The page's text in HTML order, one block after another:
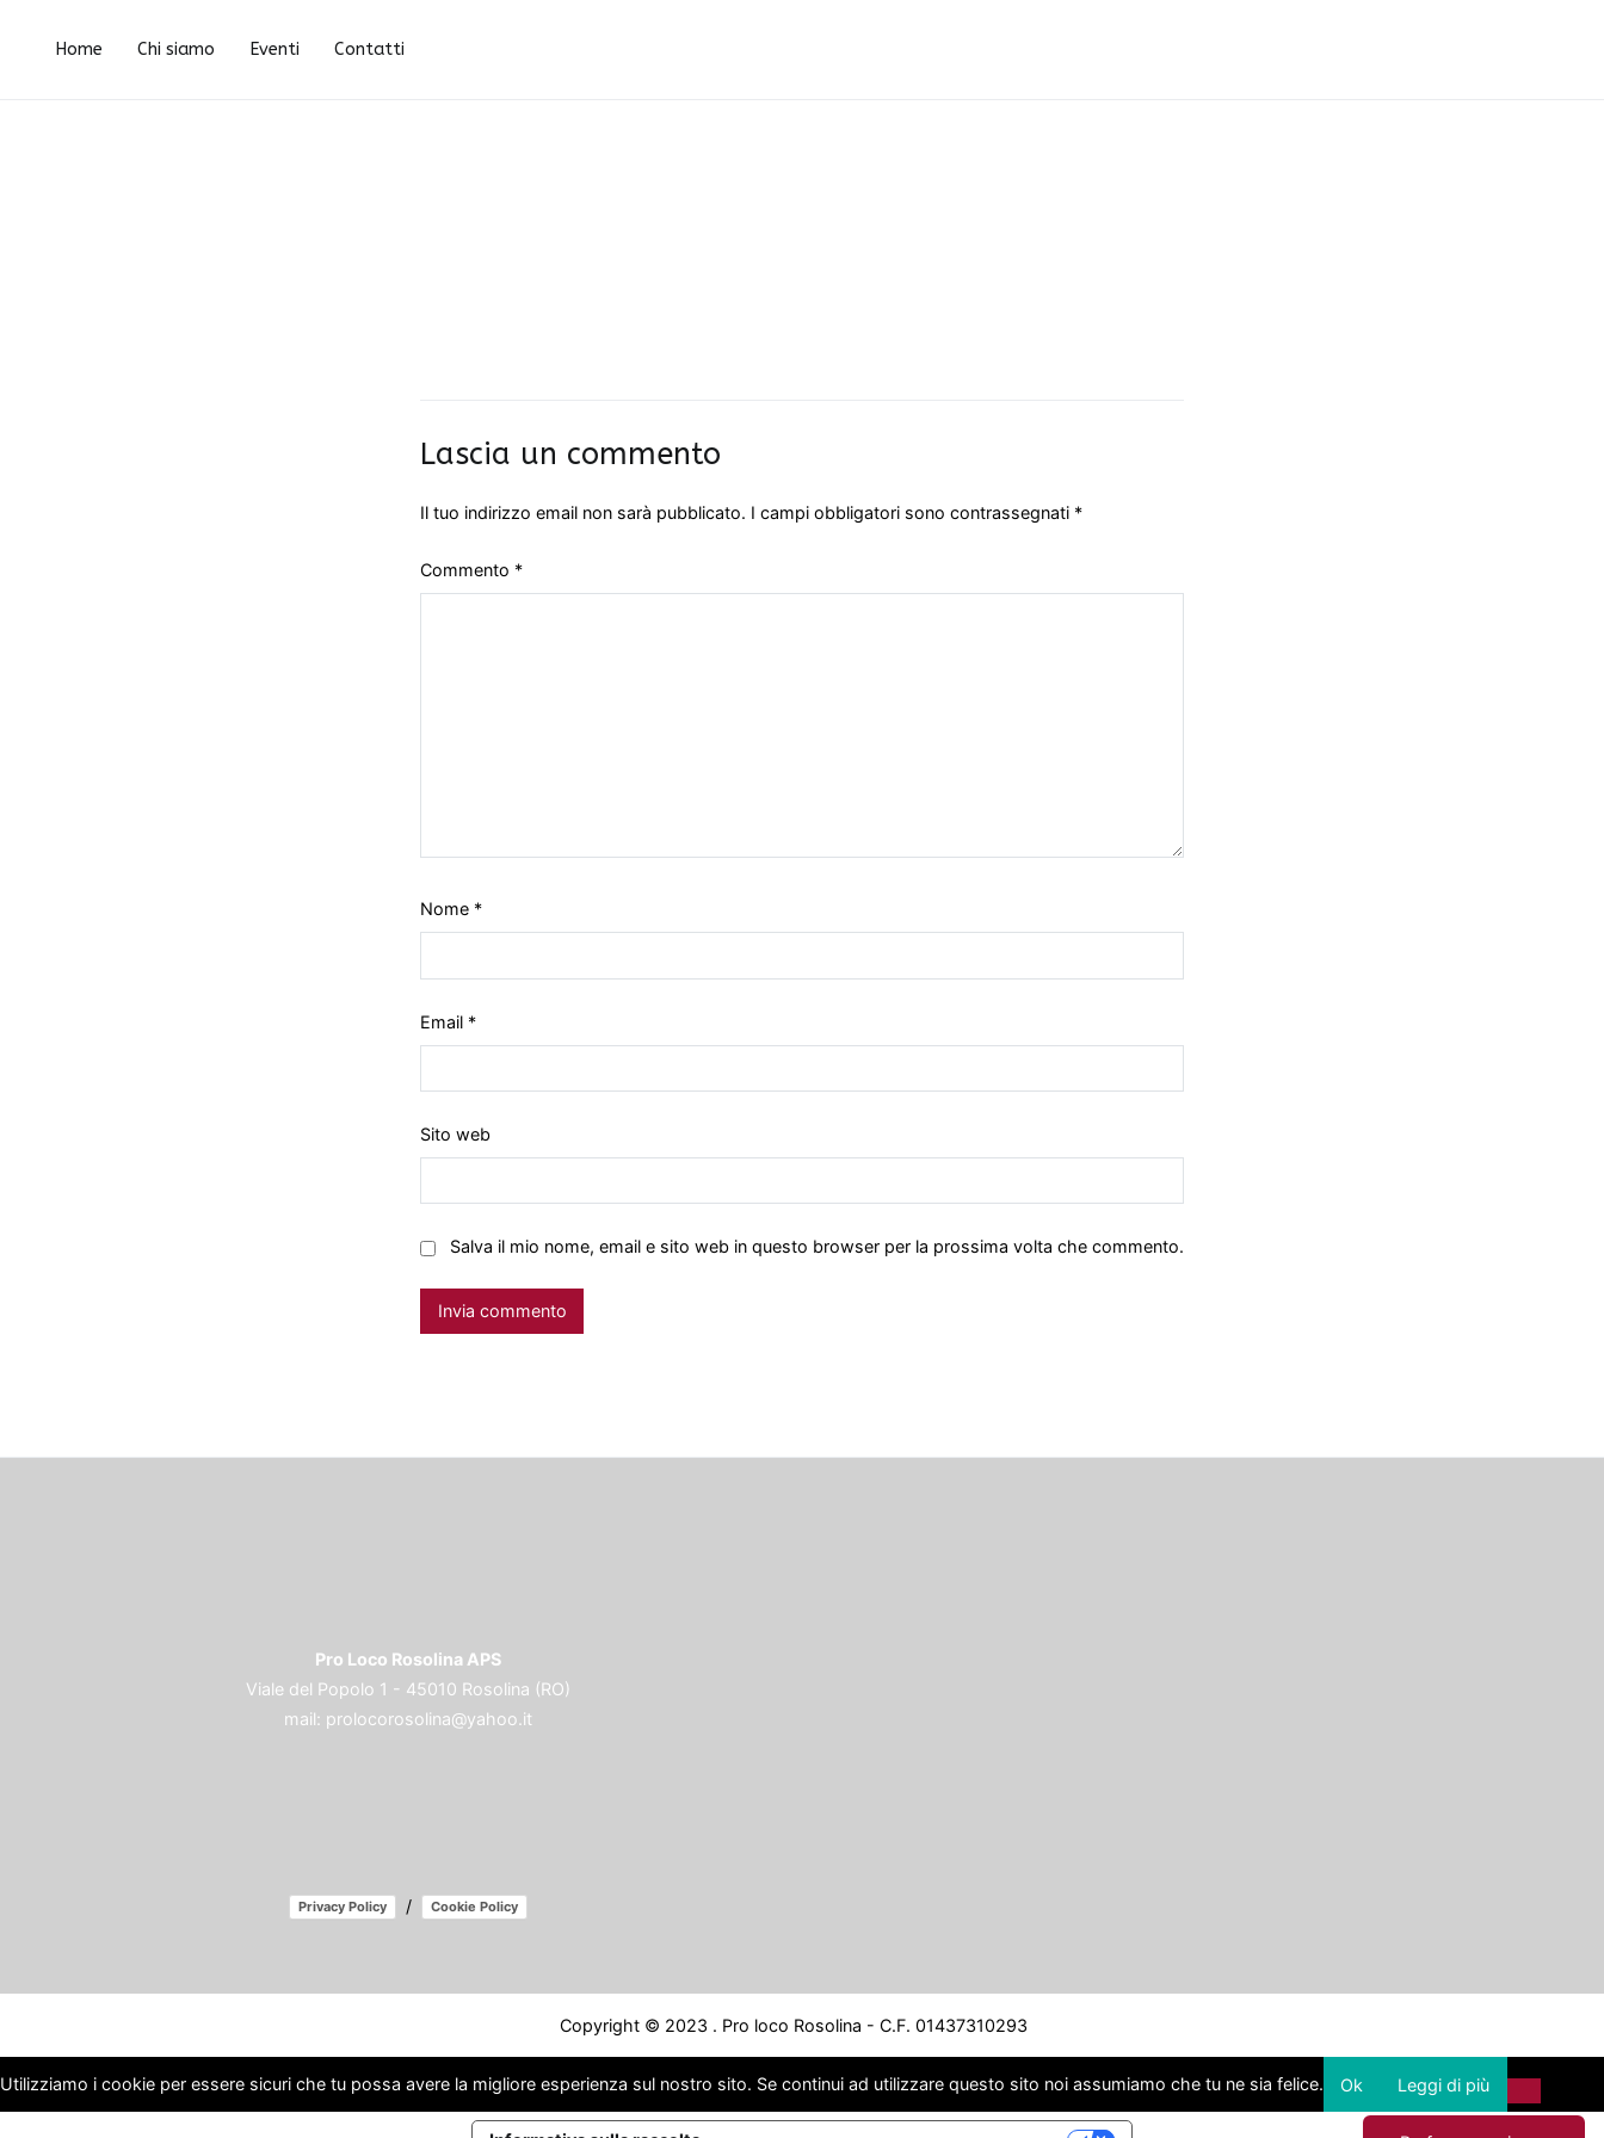
Home Chi siamo Eventi Contatti
foto pedavena
Lascia un commento
Il tuo indirizzo email non sarà pubblicato. I campi obbligatori sono contrassegnati *
Commento *
Nome *
Email *
Sito web
Salva il mio nome, email e sito web in questo browser per la prossima volta che commento.
Pro Loco Rosolina APS
Viale del Popolo 1 - 45010 Rosolina (RO)
mail: prolocorosolina@yahoo.it
Privacy Policy / Cookie Policy
Copyright © 2023 . Pro loco Rosolina - C.F. 01437310293
Utilizziamo i cookie per essere sicuri che tu possa avere la migliore esperienza sul nostro sito. Se continui ad utilizzare questo sito noi assumiamo che tu ne sia felice. Ok Leggi di più